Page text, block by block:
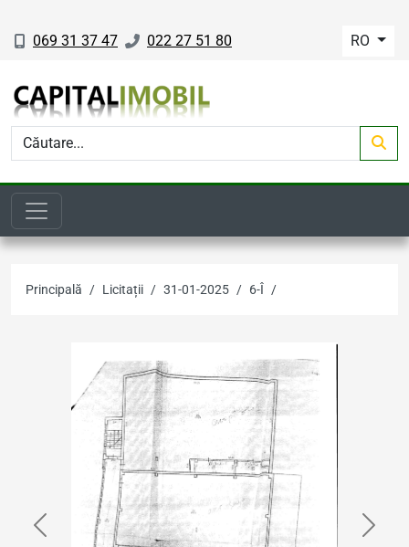
069 31 37 47 022 27 51 80 RO
Principală Licitații 31-01-2025 6-Î
Previous Next